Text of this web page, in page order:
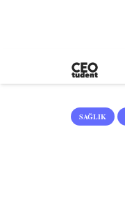
SAĞLIK